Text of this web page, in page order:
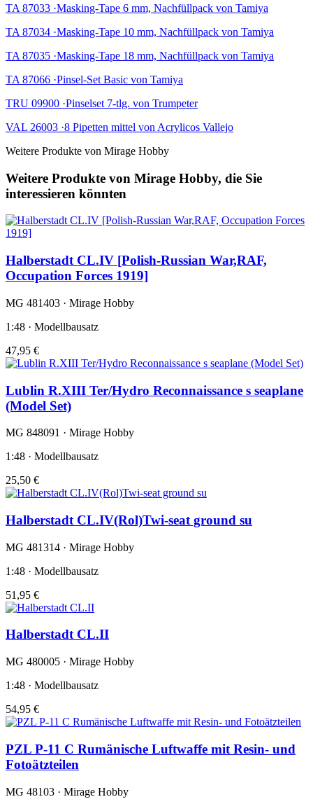
TA 87033 ·Masking-Tape 6 mm, Nachfüllpack von Tamiya
TA 87034 ·Masking-Tape 10 mm, Nachfüllpack von Tamiya
TA 87035 ·Masking-Tape 18 mm, Nachfüllpack von Tamiya
TA 87066 ·Pinsel-Set Basic von Tamiya
TRU 09900 ·Pinselset 7-tlg. von Trumpeter
VAL 26003 ·8 Pipetten mittel von Acrylicos Vallejo
Weitere Produkte von Mirage Hobby
Weitere Produkte von Mirage Hobby, die Sie
interessieren könnten
Halberstadt CL.IV [Polish-Russian War,RAF,
Occupation Forces 1919]
MG 481403 · Mirage Hobby
1:48 · Modellbausatz
47,95 €
Lublin R.XIII Ter/Hydro Reconnaissance s seaplane
(Model Set)
MG 848091 · Mirage Hobby
1:48 · Modellbausatz
25,50 €
Halberstadt CL.IV(Rol)Twi-seat ground su
MG 481314 · Mirage Hobby
1:48 · Modellbausatz
51,95 €
Halberstadt CL.II
MG 480005 · Mirage Hobby
1:48 · Modellbausatz
54,95 €
PZL P-11 C Rumänische Luftwaffe mit Resin- und
Fotoätzteilen
MG 48103 · Mirage Hobby